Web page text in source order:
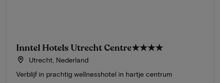
Inntel Hotels Utrecht Centre★★★★
Utrecht, Nederland
Verblijf in prachtig wellnesshotel in hartje centrum